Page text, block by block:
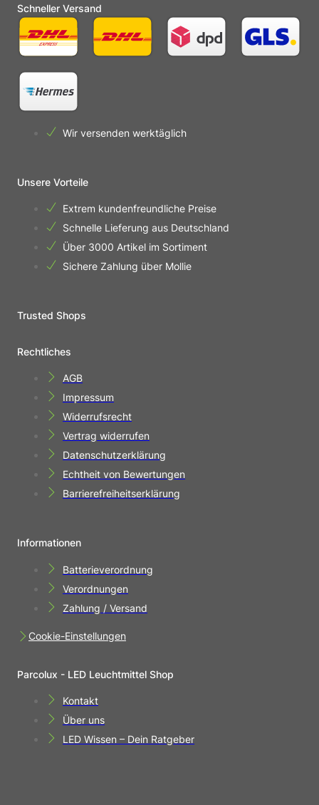
Schneller Versand
Wir versenden werktäglich
Unsere Vorteile
Extrem kundenfreundliche Preise
Schnelle Lieferung aus Deutschland
Über 3000 Artikel im Sortiment
Sichere Zahlung über Mollie
Trusted Shops
Rechtliches
AGB
Impressum
Widerrufsrecht
Vertrag widerrufen
Datenschutzerklärung
Echtheit von Bewertungen
Barrierefreiheitserklärung
Informationen
Batterieverordnung
Verordnungen
Zahlung / Versand
Cookie-Einstellungen
Parcolux - LED Leuchtmittel Shop
Kontakt
Über uns
LED Wissen – Dein Ratgeber